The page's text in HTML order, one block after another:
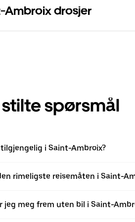
Ambroix drosjer
spørsmål
tilgjengelig i Saint-Ambroix?
rimeligste reisemåten i Saint-
jeg meg frem uten bil i Saint-